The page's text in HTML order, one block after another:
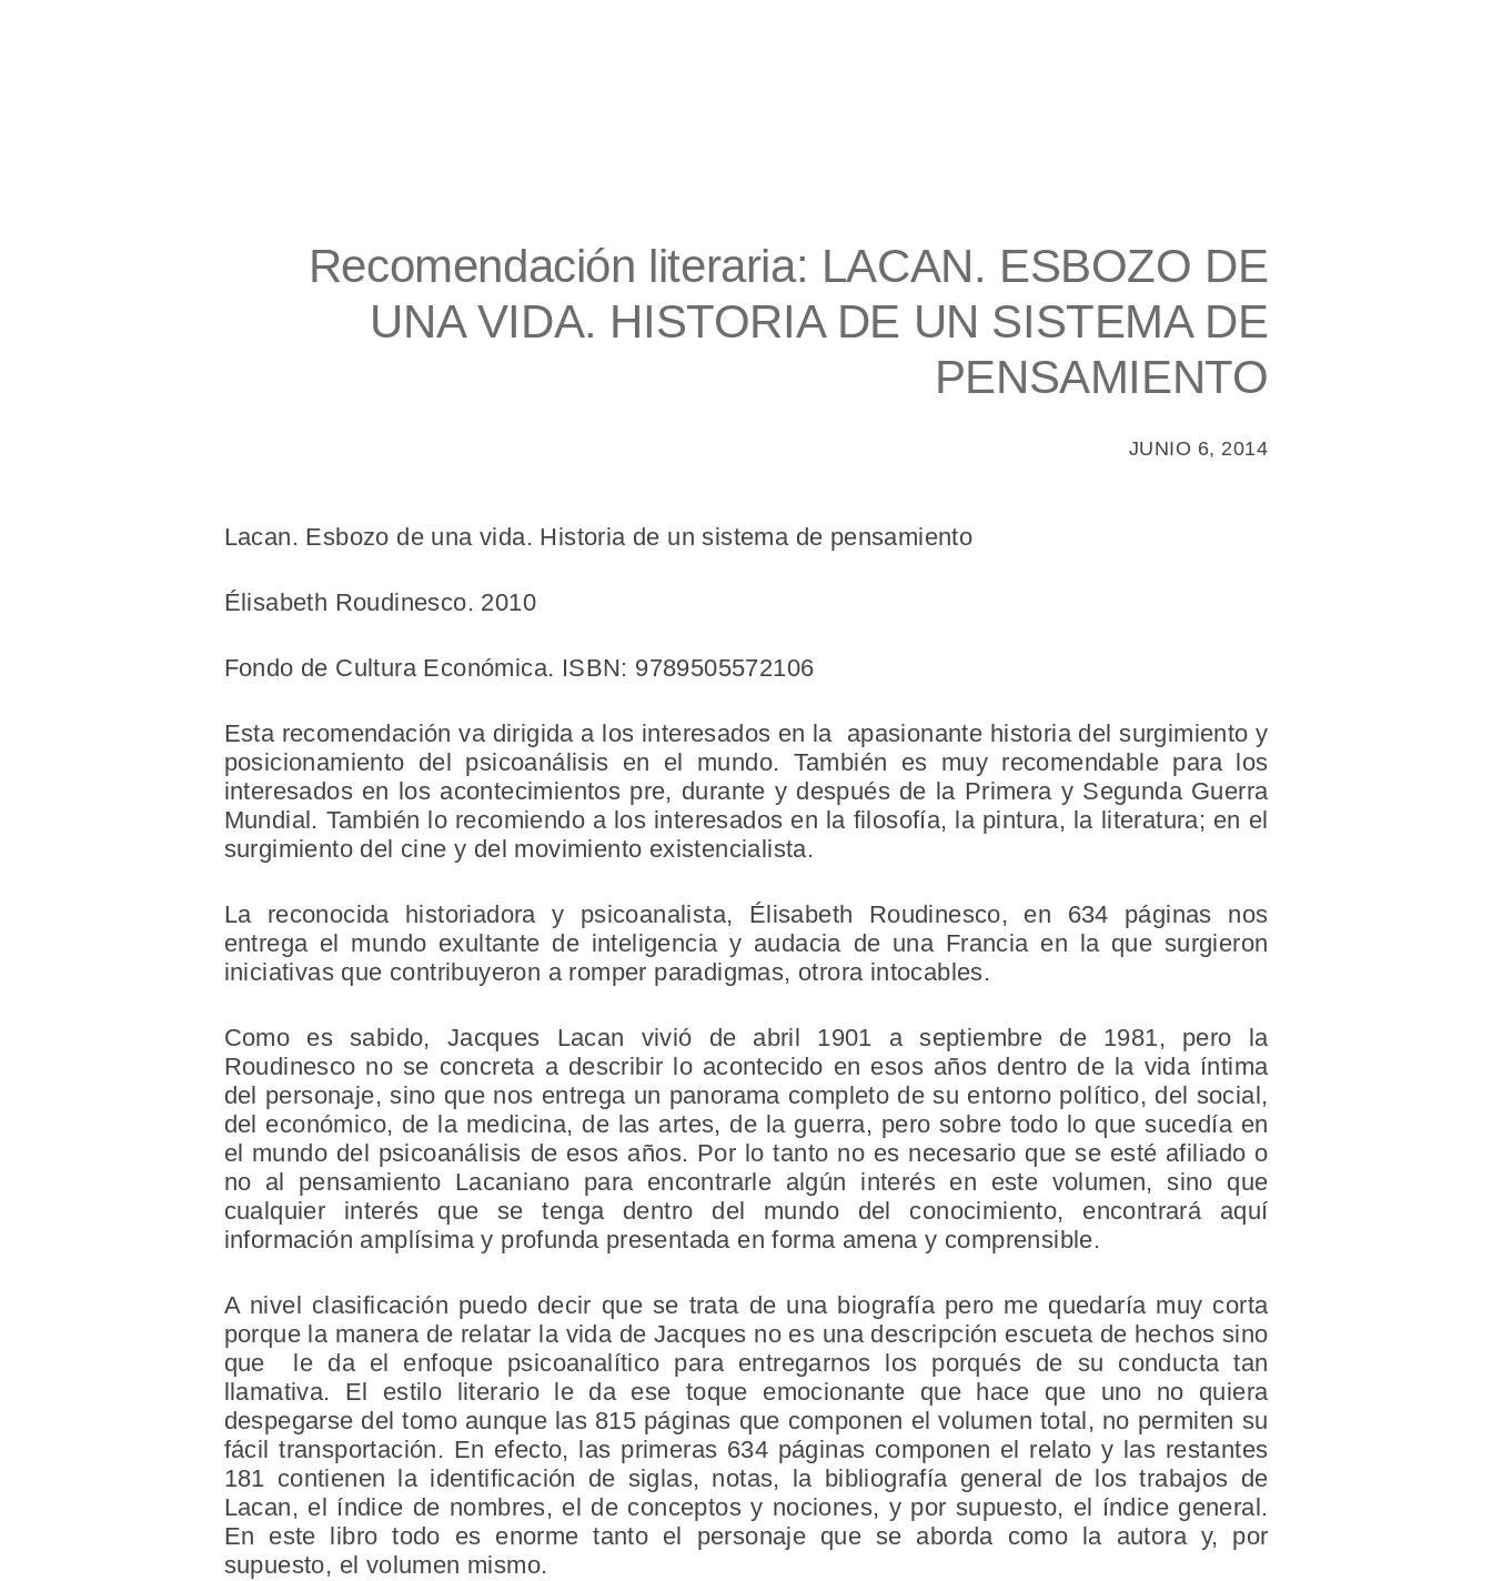
Recomendación literaria: LACAN. ESBOZO DE
UNA VIDA. HISTORIA DE UN SISTEMA DE
PENSAMIENTO
JUNIO 6, 2014
Lacan. Esbozo de una vida. Historia de un sistema de pensamiento
Élisabeth Roudinesco. 2010
Fondo de Cultura Económica. ISBN: 9789505572106
Esta recomendación va dirigida a los interesados en la apasionante historia del surgimiento y
posicionamiento del psicoanálisis en el mundo. También es muy recomendable para los
interesados en los acontecimientos pre, durante y después de la Primera y Segunda Guerra
Mundial. También lo recomiendo a los interesados en la filosofía, la pintura, la literatura; en el
surgimiento del cine y del movimiento existencialista.
La reconocida historiadora y psicoanalista, Élisabeth Roudinesco, en 634 páginas nos
entrega el mundo exultante de inteligencia y audacia de una Francia en la que surgieron
iniciativas que contribuyeron a romper paradigmas, otrora intocables.
Como es sabido, Jacques Lacan vivió de abril 1901 a septiembre de 1981, pero la
Roudinesco no se concreta a describir lo acontecido en esos años dentro de la vida íntima
del personaje, sino que nos entrega un panorama completo de su entorno político, del social,
del económico, de la medicina, de las artes, de la guerra, pero sobre todo lo que sucedía en
el mundo del psicoanálisis de esos años. Por lo tanto no es necesario que se esté afiliado o
no al pensamiento Lacaniano para encontrarle algún interés en este volumen, sino que
cualquier interés que se tenga dentro del mundo del conocimiento, encontrará aquí
información amplísima y profunda presentada en forma amena y comprensible.
A nivel clasificación puedo decir que se trata de una biografía pero me quedaría muy corta
porque la manera de relatar la vida de Jacques no es una descripción escueta de hechos sino
que le da el enfoque psicoanalítico para entregarnos los porqués de su conducta tan
llamativa. El estilo literario le da ese toque emocionante que hace que uno no quiera
despegarse del tomo aunque las 815 páginas que componen el volumen total, no permiten su
fácil transportación. En efecto, las primeras 634 páginas componen el relato y las restantes
181 contienen la identificación de siglas, notas, la bibliografía general de los trabajos de
Lacan, el índice de nombres, el de conceptos y nociones, y por supuesto, el índice general.
En este libro todo es enorme tanto el personaje que se aborda como la autora y, por
supuesto, el volumen mismo.